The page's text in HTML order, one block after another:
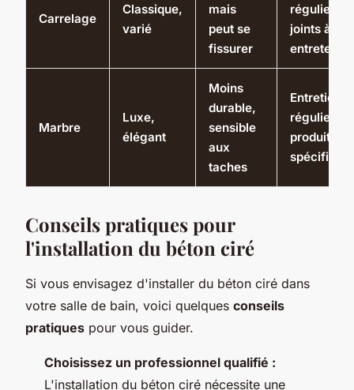
Carrelage
Classique,
varié
mais
peut se
fissurer
régulier,
joints à
entretenir
Marbre
Luxe,
élégant
Moins
durable,
sensible
aux
taches
Entretien
régulier,
produits
Conseils pratiques pour
l'installation du béton ciré
Si vous envisagez d'installer du béton ciré dans
votre salle de bain, voici quelques conseils
pratiques pour vous guider.
Choisissez un professionnel qualifié :
L'installation du béton ciré nécessite une